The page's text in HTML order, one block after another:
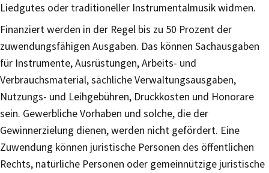
Liedgutes oder traditioneller Instrumentalmusik widmen.
Finanziert werden in der Regel bis zu 50 Prozent der
zuwendungsfähigen Ausgaben. Das können Sachausgaben
für Instrumente, Ausrüstungen, Arbeits- und
Verbrauchsmaterial, sächliche Verwaltungsausgaben,
Nutzungs- und Leihgebühren, Druckkosten und Honorare
sein. Gewerbliche Vorhaben und solche, die der
Gewinnerzielung dienen, werden nicht gefördert. Eine
Zuwendung können juristische Personen des öffentlichen
Rechts, natürliche Personen oder gemeinnützige juristische